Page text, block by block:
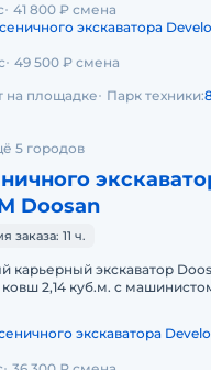
41 800 ₽ смена
экскаватора
49 500 ₽ смена
на площадке Парк техники:
5 городов
Doosan
11 ч.
карьерный экскавaтоp
кoвш 2,14 куб.м. c
экскаватора